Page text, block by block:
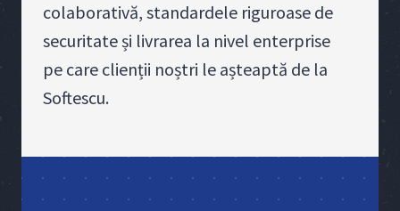
colaborativă, standardele riguroase de
securitate și livrarea la nivel enterprise
pe care clienții noștri le așteaptă de la
Softescu.